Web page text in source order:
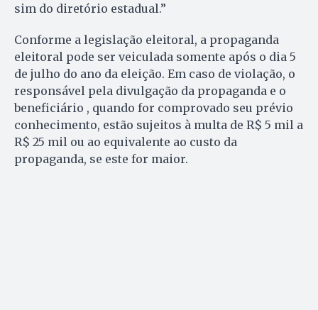
sim do diretório estadual.”
Conforme a legislação eleitoral, a propaganda
eleitoral pode ser veiculada somente após o dia 5
de julho do ano da eleição. Em caso de violação, o
responsável pela divulgação da propaganda e o
beneficiário , quando for comprovado seu prévio
conhecimento, estão sujeitos à multa de R$ 5 mil a
R$ 25 mil ou ao equivalente ao custo da
propaganda, se este for maior.